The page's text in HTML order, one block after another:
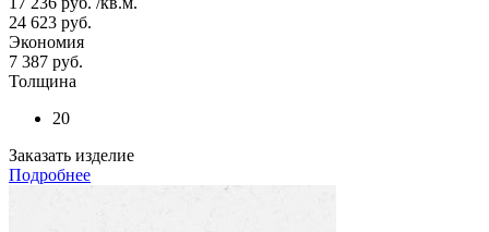
24 623 руб.
Экономия
7 387 руб.
Толщина
20
Заказать изделие
Подробнее